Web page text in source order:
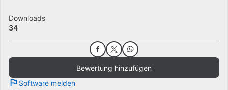
Downloads
34
Bewertung hinzufügen
Software melden